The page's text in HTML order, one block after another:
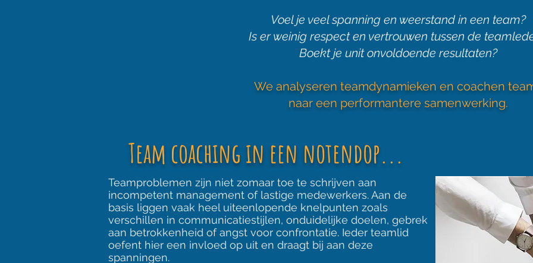
Voel je veel spanning en weerstand in een team?
Is er weinig respect en vertrouwen tussen de
Boekt je unit onvoldoende resultaten?
We analyseren teamdynamieken en coachen
naar een performantere samenwerking.
Team coaching in een notendop...
Teamproblemen zijn niet zomaar toe te schrijven aan
incompetent management of lastige medewerkers. Aan de
basis liggen vaak heel uiteenlopende knelpunten zoals
verschillen in communicatiestijlen, onduidelijke doelen, gebrek
aan betrokkenheid of angst voor confrontatie. Ieder teamlid
oefent hier een invloed op uit en draagt bij aan deze
spanningen.